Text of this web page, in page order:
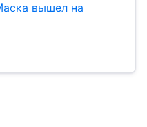
вышел на